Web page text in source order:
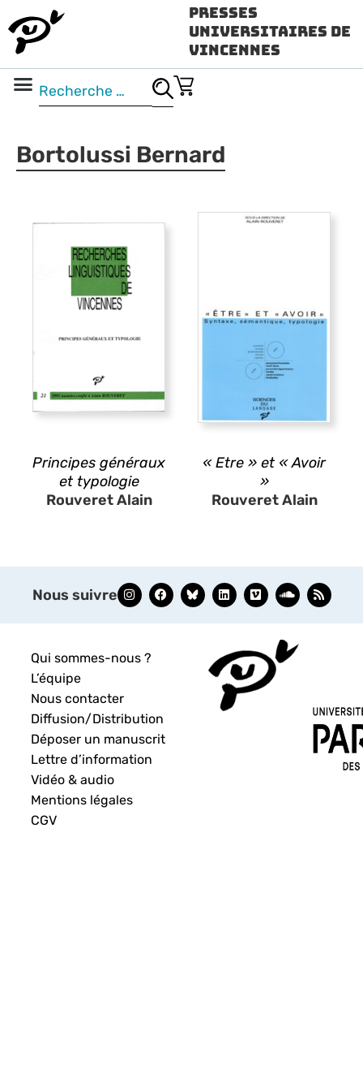
Presses
Universitaires de
Vincennes
Bortolussi Bernard
Principes généraux
et typologie
Rouveret Alain
« Etre » et « Avoir
»
Rouveret Alain
Nous suivre
Qui sommes-nous ?
L’équipe
Nous contacter
Diffusion/Distribution
Déposer un manuscrit
Lettre d’information
Vidéo & audio
Mentions légales
CGV